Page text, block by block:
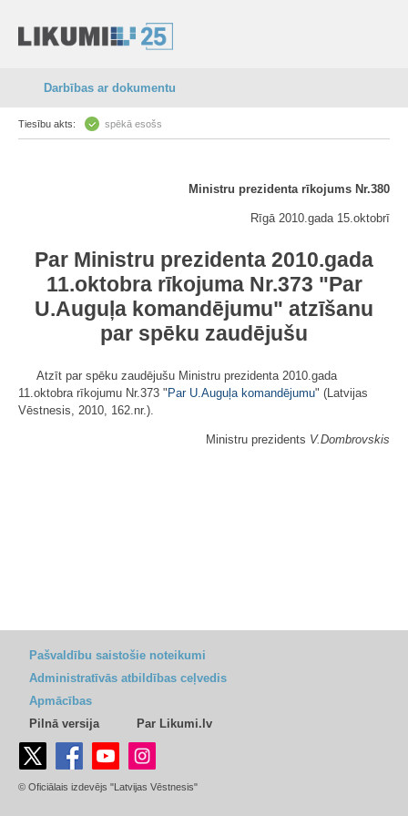
Darbības ar dokumentu
Tiesību akts: spēkā esošs
Ministru prezidenta rīkojums Nr.380
Rīgā 2010.gada 15.oktobrī
Par Ministru prezidenta 2010.gada
11.oktobra rīkojuma Nr.373 "Par
U.Auguļa komandējumu" atzīšanu
par spēku zaudējušu
Atzīt par spēku zaudējušu Ministru prezidenta 2010.gada
11.oktobra rīkojumu Nr.373 " Par U.Auguļa komandējumu" (Latvijas
Vēstnesis, 2010, 162.nr.).
Ministru prezidents V.Dombrovskis
Pašvaldību saistošie noteikumi
Administratīvās atbildības ceļvedis
Apmācības
Pilnā versija
Par Likumi.lv
© Oficiālais izdevējs "Latvijas Vēstnesis"